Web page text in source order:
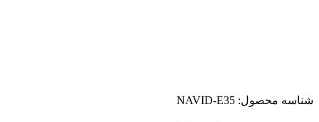
شناسه محصول: NAVID-E35